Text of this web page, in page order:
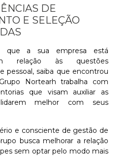
DE
E SELEÇÃO
que a sua empresa está
relação às questões
pessoal, saiba que encontrou
Nortearh trabalha com
que visam auxiliar as
melhor com seus
e consciente de gestão de
busca melhorar a relação
sem optar pelo modo mais